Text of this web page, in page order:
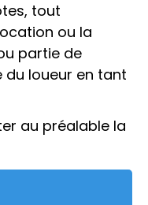
tout
ou la
partie de
du loueur en tant
au préalable la